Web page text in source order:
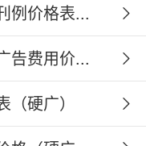
例价格表...
告费用价...
硬广）